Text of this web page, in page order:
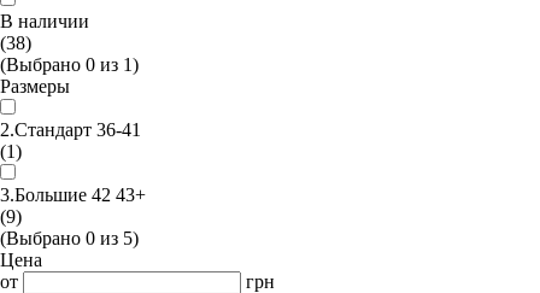
В наличии
(38)
(Выбрано 0 из 1)
Размеры
2.Стандарт 36-41
(1)
3.Большие 42 43+
(9)
(Выбрано 0 из 5)
Цена
от
грн